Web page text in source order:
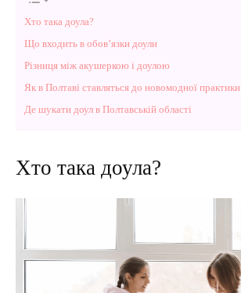
Хто така доула?
Що входить в обов’язки доули
Різниця між акушеркою і доулою
Як в Полтаві ставляться до новомодної практики
Де шукати доул в Полтавській області
Хто така доула?